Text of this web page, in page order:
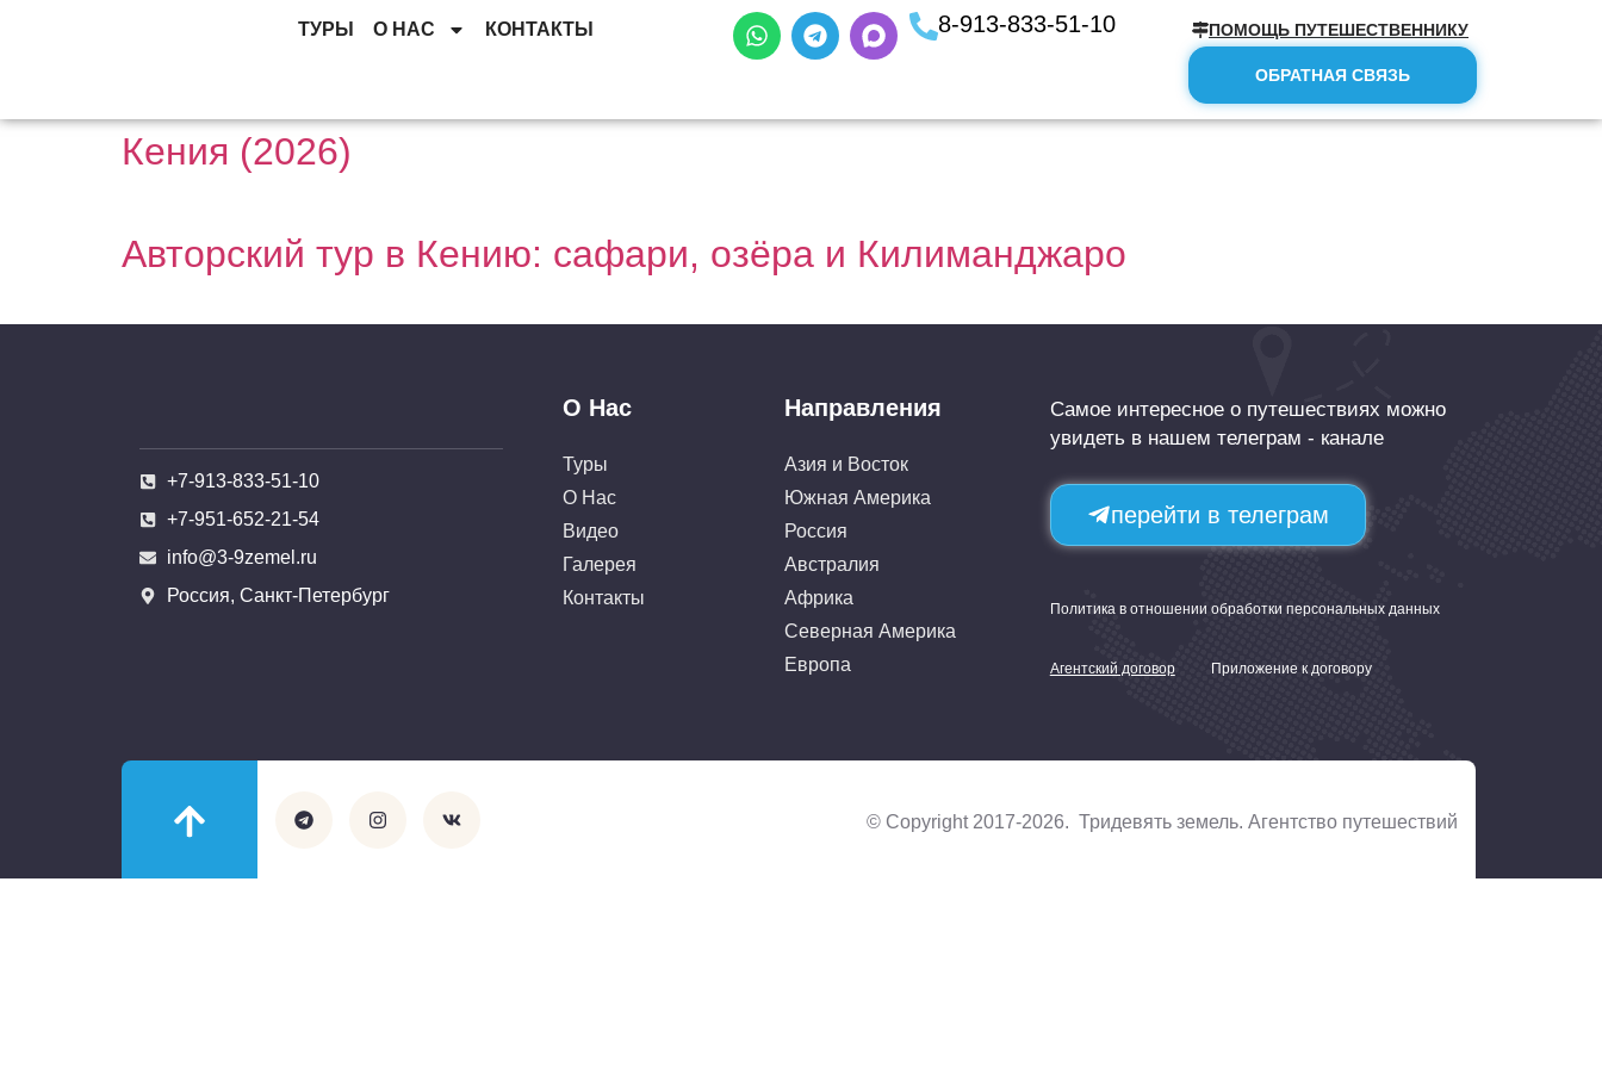
ТУРЫ О НАС КОНТАКТЫ 8-913-833-51-10 ПОМОЩЬ ПУТЕШЕСТВЕННИКУ
ОБРАТНАЯ СВЯЗЬ
Кения (2026)
Авторский тур в Кению: сафари, озёра и Килиманджаро
+7-913-833-51-10
+7-951-652-21-54
info@3-9zemel.ru
Россия, Санкт-Петербург
О Нас
Туры
О Нас
Видео
Галерея
Контакты
Направления
Азия и Восток
Южная Америка
Россия
Австралия
Африка
Северная Америка
Европа
Самое интересное о путешествиях можно
увидеть в нашем телеграм - канале
перейти в телеграм
Политика в отношении обработки персональных данных
Агентский договор Приложение к договору
© Copyright 2017-2026. Тридевять земель. Агентство путешествий